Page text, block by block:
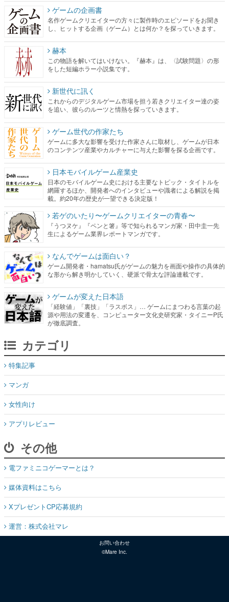
ゲームの企画書
名作ゲームクリエイターの方々に製作時のエピソードをお聞き
し、ヒットする企画（ゲーム）とは何か？を探っていきます。
赫本
この物語を解いてはいけない。『赫本』は、〈試験問題〉の形
をした短編ホラー小説集です。
新世代に訊く
これからのデジタルゲーム市場を担う若きクリエイター達の姿
を追い、彼らのルーツと情熱を探っていきます。
ゲーム世代の作家たち
ゲームに多大な影響を受けた作家さんに取材し、ゲームが日本
のコンテンツ産業やカルチャーに与えた影響を探る企画です。
日本モバイルゲーム産業史
日本のモバイルゲーム史における主要なトピック・タイトルを
網羅するほか、開発者へのインタビューや識者による解説を掲
載。約20年の歴史が一望できる決定版！
若ゲのいたり〜ゲームクリエイターの青春〜
『うつヌケ』『ペンと箸』等で知られるマンガ家・田中圭一先
生によるゲーム業界レポートマンガです。
なんでゲームは面白い？
ゲーム開発者・hamatsu氏がゲームの魅力を画面や操作の具体的
な形から解き明かしていく、硬派で骨太な評論連載です。
ゲームが変えた日本語
「経験値」「裏技」「ラスボス」… ゲームにまつわる言葉の起
源や用法の変遷を、コンピューター文化史研究家・タイニーP氏
が徹底調査。
カテゴリ
特集記事
マンガ
女性向け
アプリレビュー
その他
電ファミニコゲーマーとは？
媒体資料はこちら
XプレゼントCP応募規約
運営：株式会社マレ
お問い合わせ
©Mare Inc.